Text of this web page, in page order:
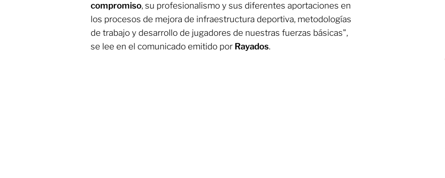
compromiso, su profesionalismo y sus diferentes aportaciones en
los procesos de mejora de infraestructura deportiva, metodologías
de trabajo y desarrollo de jugadores de nuestras fuerzas básicas",
se lee en el comunicado emitido por Rayados.